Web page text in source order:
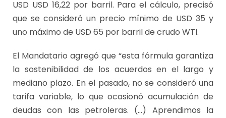
USD USD 16,22 por barril. Para el cálculo, precisó
que se consideró un precio mínimo de USD 35 y
uno máximo de USD 65 por barril de crudo WTI.
El Mandatario agregó que “esta fórmula garantiza
la sostenibilidad de los acuerdos en el largo y
mediano plazo. En el pasado, no se consideró una
tarifa variable, lo que ocasionó acumulación de
deudas con las petroleras. (…) Aprendimos la